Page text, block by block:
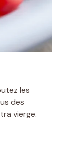
les
des
vierge.